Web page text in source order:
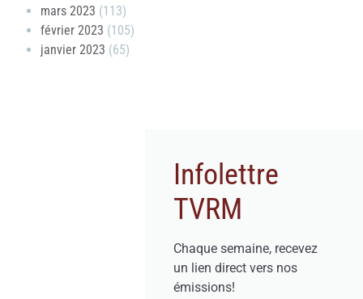
mars 2023 (113)
février 2023 (105)
janvier 2023 (65)
Infolettre
TVRM
Chaque semaine, recevez
un lien direct vers nos
émissions!